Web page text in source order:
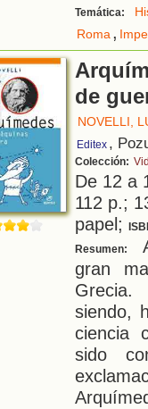
Temática:
Roma,
de
NOVELLI,
Editex ,
Colección:
De 12 a
112 p.;
papel;
Resumen:
gran
siendo,
ciencia
sido